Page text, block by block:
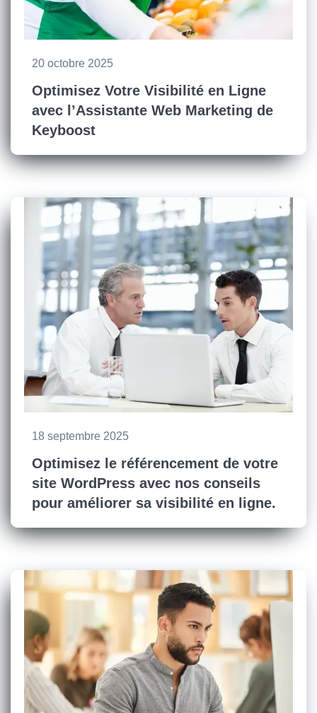
20 octobre 2025
Optimisez Votre Visibilité en Ligne
avec l’Assistante Web Marketing de
Keyboost
18 septembre 2025
Optimisez le référencement de votre
site WordPress avec nos conseils
pour améliorer sa visibilité en ligne.